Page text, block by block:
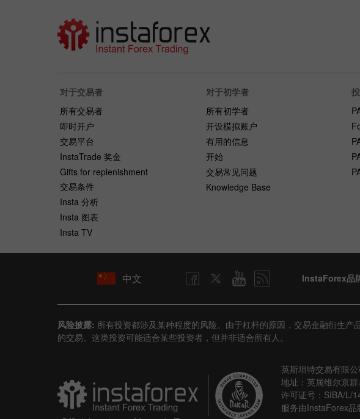
对于交易者
所有交易者
即时开户
交易平台
InstaTrade 奖金
Gifts for replenishment
交易条件
Insta 分析
Insta 图表
Insta TV
对于初学者
所有初学者
开设模拟账户
有用的信息
开始
交易常见问题
Knowledge Base
中文 InstaForex品
风险披露: 所有投资都涉及某种程度的风险。由于杠杆的原因，交易金融衍生
的交易。这类投资可能适合某些投资者，但并非适合所有人。
英斯坦特交易有限
地址：英属维尔京
许可证号：SIBA/L/
服务由InstaForex品